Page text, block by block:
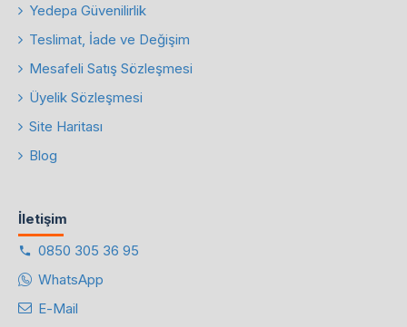
Yedepa Güvenilirlik
Teslimat, İade ve Değişim
Mesafeli Satış Sözleşmesi
Üyelik Sözleşmesi
Site Haritası
Blog
İletişim
0850 305 36 95
WhatsApp
E-Mail